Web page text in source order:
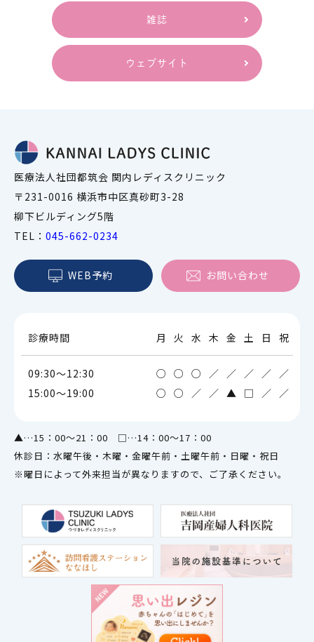
雑誌
ウェブサイト
医療法人社団都筑会 関内レディスクリニック
〒231-0016 横浜市中区真砂町3-28
柳下ビルディング5階
TEL： 045-662-0234
WEB予約 お問い合わせ
診療時間 月 火 水 木 金 土 日 祝
09:30～12:30 ○ ○ ○ ／ ／ ／ ／ ／
15:00～19:00
○ ○ ／ ／ ▲ □ ／ ／
▲…15：00～21：00 □…14：00～17：00
休診日：水曜午後・木曜・金曜午前・土曜午前・日曜・祝日
※曜日によって外来担当が異なりますので、ご了承ください。